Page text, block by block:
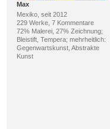
Max
Mexiko, seit 2012
229 Werke, 7 Kommentare
72% Malerei, 27% Zeichnung;
Bleistift, Tempera; mehrheitlich:
Gegenwartskunst, Abstrakte
Kunst